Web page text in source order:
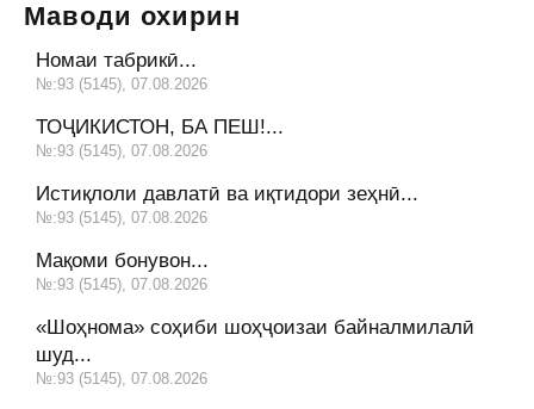
Маводи охирин
Номаи табрикӣ...
№:93 (5145), 07.08.2026
ТОҶИКИСТОН, БА ПЕШ!...
№:93 (5145), 07.08.2026
Истиқлоли давлатӣ ва иқтидори зеҳнӣ...
№:93 (5145), 07.08.2026
Мақоми бонувон...
№:93 (5145), 07.08.2026
«Шоҳнома» соҳиби шоҳҷоизаи байналмилалӣ
шуд...
№:93 (5145), 07.08.2026